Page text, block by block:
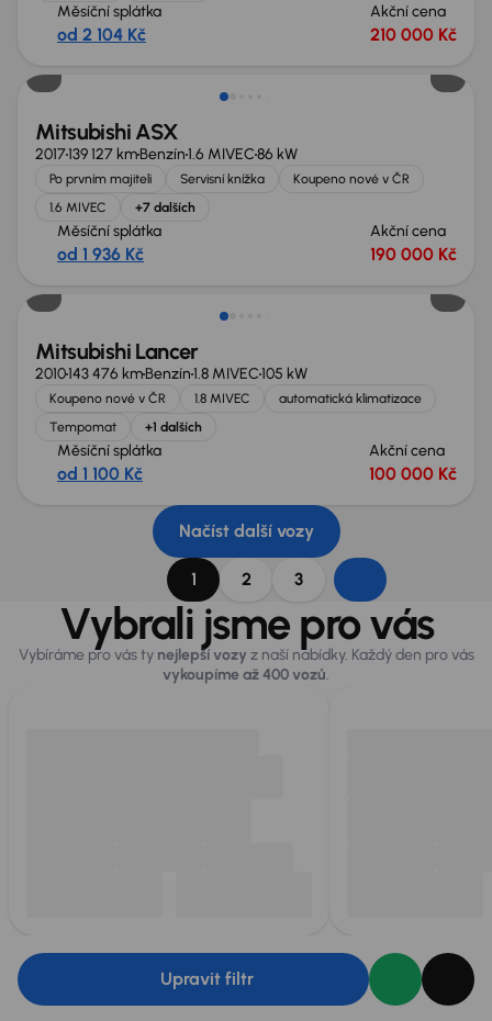
Měsíční splátka
od 2 104 Kč
Akční cena
210 000 Kč
Zlevněno o 10 000 Kč
Mitsubishi ASX
2017139 127 kmBenzín1.6 MIVEC86 kW
Po prvním majiteli Servisní knížka
Koupeno nové v ČR
1.6 MIVEC
+7 dalších
Měsíční splátka
od 1 936 Kč
Akční cena
190 000 Kč
Mitsubishi Lancer
2010143 476 kmBenzín1.8 MIVEC105 kW
Koupeno nové v ČR 1.8 MIVEC
automatická klimatizace
Tempomat
+1 dalších
Měsíční splátka
od 1 100 Kč
Akční cena
100 000 Kč
Načíst další vozy
1 2 3
Vybrali jsme pro vás
Vybíráme pro vás ty nejlepší vozy z naší nabídky. Každý den pro vás
vykoupíme až 400 vozů.
Upravit filtr